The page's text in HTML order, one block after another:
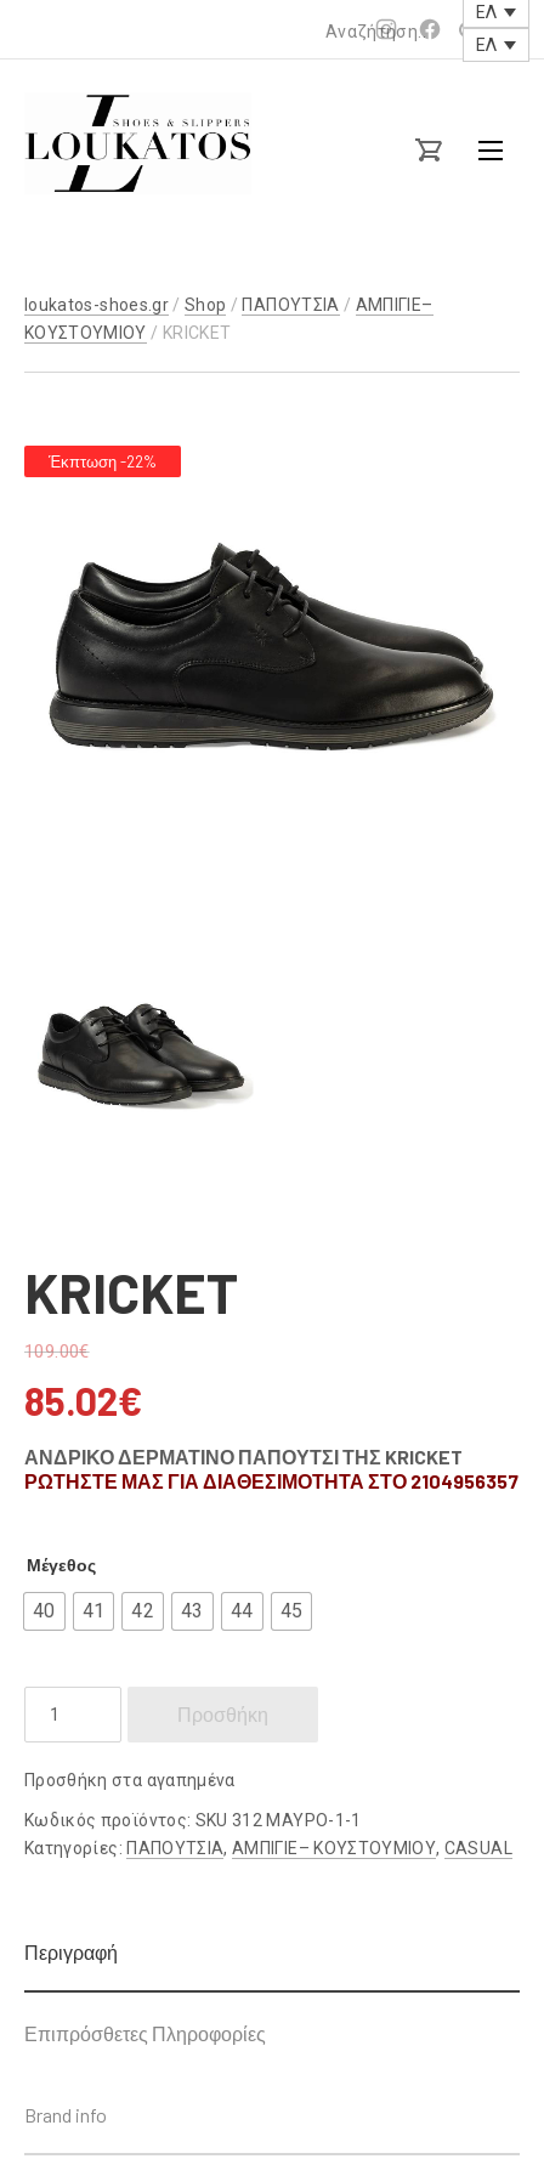
Νέο
παράθυρο
Νέο
παράθυρο
ΕΛ
ΕΛ
loukatos-
shoes.gr
loukatos-shoes.gr/Shop / ΠΑΠΟΥΤΣΙΑ / ΑΜΠΙΓΙΕ–
ΚΟΥΣΤΟΥΜΙΟΥ / KRICKET
Έκπτωση -22%
KRICKET
109.00€
85.02€
ΑΝΔΡΙΚΟ ΔΕΡΜΑΤΙΝΟ ΠΑΠΟΥΤΣΙ ΤΗΣ KRICKET
ΡΩΤΗΣΤΕ ΜΑΣ ΓΙΑ ΔΙΑΘΕΣΙΜΟΤΗΤΑ ΣΤΟ 2104956357
Μέγεθος
40 41 42 43 44 45
ποσότητα
Προσθήκη
Προσθήκη στα αγαπημένα
Κωδικός προϊόντος: SKU 312 ΜΑΥΡΟ-1-1
Κατηγορίες: ΠΑΠΟΥΤΣΙΑ,ΑΜΠΙΓΙΕ– ΚΟΥΣΤΟΥΜΙΟΥ, CASUAL
Περιγραφή
Επιπρόσθετες Πληροφορίες
Brand info